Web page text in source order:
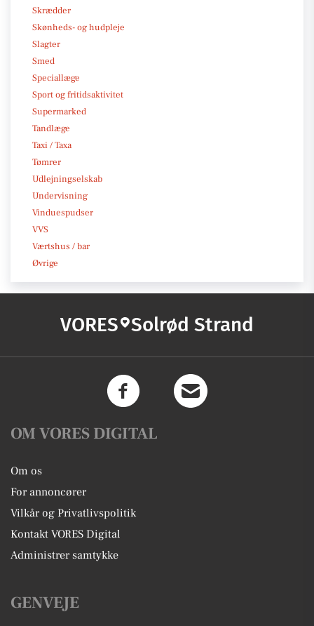
Skrædder
Skønheds- og hudpleje
Slagter
Smed
Speciallæge
Sport og fritidsaktivitet
Supermarked
Tandlæge
Taxi / Taxa
Tømrer
Udlejningselskab
Undervisning
Vinduespudser
VVS
Værtshus / bar
Øvrige
VORES Solrød Strand
OM VORES DIGITAL
Om os
For annoncører
Vilkår og Privatlivspolitik
Kontakt VORES Digital
Administrer samtykke
GENVEJE